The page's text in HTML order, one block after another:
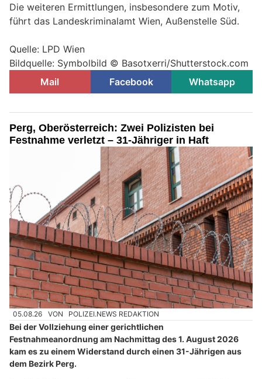
Die weiteren Ermittlungen, insbesondere zum Motiv,
führt das Landeskriminalamt Wien, Außenstelle Süd.
Quelle: LPD Wien
Bildquelle: Symbolbild © Basotxerri/Shutterstock.com
Mail
Facebook Whatsapp
Perg, Oberösterreich: Zwei Polizisten bei
Festnahme verletzt – 31-Jähriger in Haft
05.08.26 VON POLIZEI.NEWS REDAKTION
Bei der Vollziehung einer gerichtlichen
Festnahmeanordnung am Nachmittag des 1. August 2026
kam es zu einem Widerstand durch einen 31-Jährigen aus
dem Bezirk Perg.